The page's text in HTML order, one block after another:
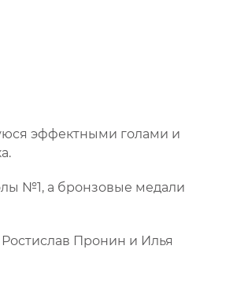
эффектными голами и
№1, а бронзовые медали
Пронин и Илья